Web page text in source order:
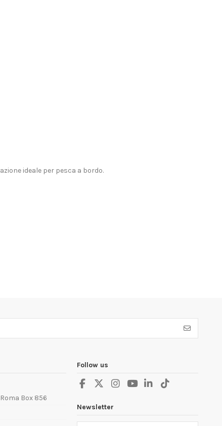
ideale per pesca a bordo.
Box 856
Follow us
Newsletter